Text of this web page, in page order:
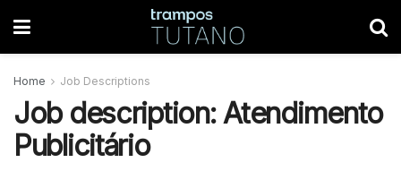
Home Job Descriptions
Job description: Atendimento
Publicitário